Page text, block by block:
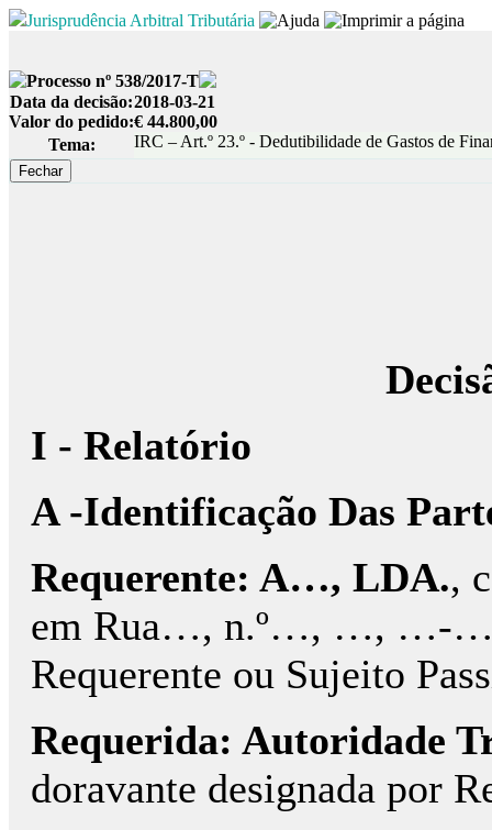
Jurisprudência Arbitral Tributária
Processo nº 538/2017-T
Data da decisão:2018-03-21
Valor do pedido:€ 44.800,00
Tema:
IRC – Art.º 23.º - Dedutibilidade de Gastos de
I - Relatório
A -Identificação Das
Requerente: A…, LDA.,
em Rua…, n.º…, …, …-…,
Requerente ou Sujeito
Requerida: Autoridade
doravante designada por